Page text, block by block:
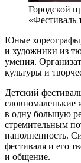
Городской
«Фестиваль
Юные
и художники из
умения.
культуры и
Детский
словномаленькие
в одну большую
стремительным
наполненность.
фестиваля и его
и общение.